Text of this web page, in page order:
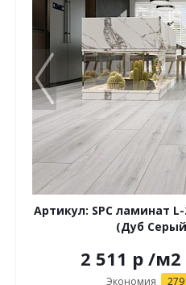
Артикул: SPC ламинат L-
(Дуб
2 511 р /м2
Экономия